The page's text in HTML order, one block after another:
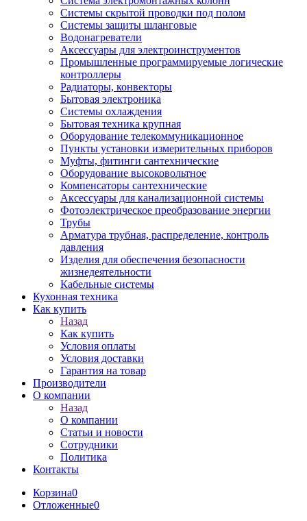
Системы скрытой проводки под полом
Системы защиты шланговые
Водонагреватели
Аксессуары для электроинструментов
Промышленные программируемые логические
контроллеры
Радиаторы, конвекторы
Бытовая электроника
Системы охлаждения
Бытовая техника крупная
Оборудование телекоммуникационное
Пункты установки измерительных приборов
Муфты, фитинги сантехнические
Оборудование высоковольтное
Компенсаторы сантехнические
Аксессуары для канализационной системы
Фотоэлектрическое преобразование энергии
Трубы
Арматура трубная, распределение, контроль
давления
Изделия для обеспечения безопасности
жизнедеятельности
Кабельные системы
Кухонная техника
Как купить
Назад
Как купить
Условия оплаты
Условия доставки
Гарантия на товар
Производители
О компании
Назад
О компании
Статьи и новости
Сотрудники
Политика
Контакты
Корзина0
Отложенные0